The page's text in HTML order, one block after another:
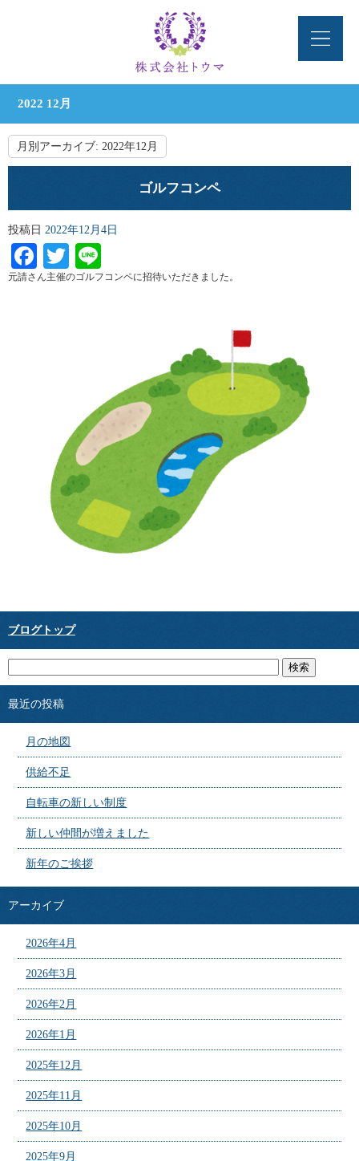
2022 12月
月別アーカイブ: 2022年12月
ゴルフコンペ
投稿日 2022年12月4日
Facebook
Twitter
元請さん主催のゴルフコンペに招待いただきました。
ブログトップ
最近の投稿
月の地図
供給不足
自転車の新しい制度
新しい仲間が増えました
新年のご挨拶
アーカイブ
2026年4月
2026年3月
2026年2月
2026年1月
2025年12月
2025年11月
2025年10月
2025年9月